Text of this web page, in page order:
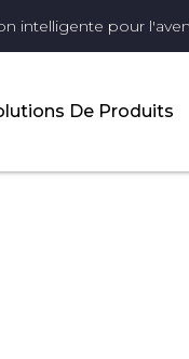
intelligente pour
De Produits